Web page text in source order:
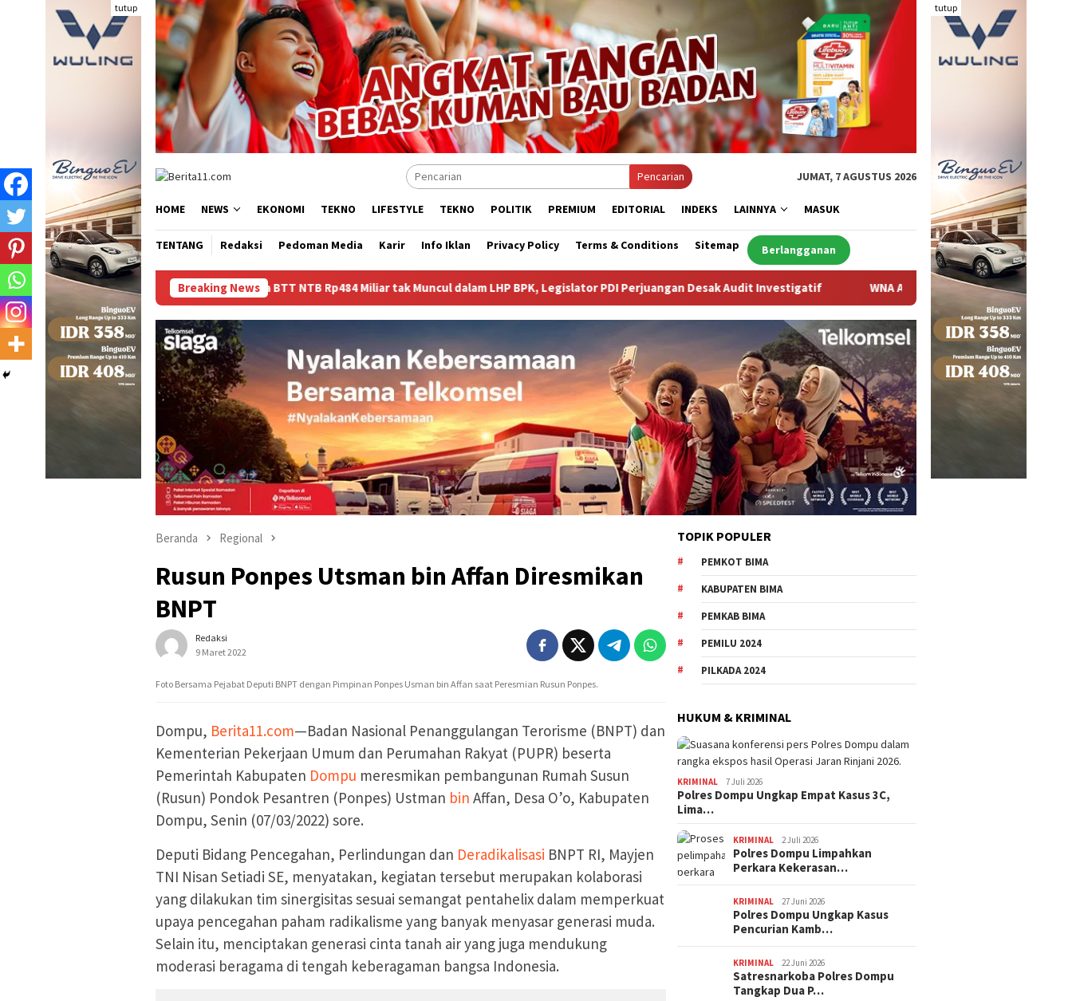
tutup tutup
Pencarian JUMAT, 7 AGUSTUS 2026
HOME NEWS EKONOMI TEKNO LIFESTYLE TEKNO POLITIK PREMIUM EDITORIAL INDEKS LAINNYA MASUK
TENTANG Redaksi Pedoman Media Karir Info Iklan Privacy Policy Terms & Conditions Sitemap Berlangganan
Breaking News
Dana BTT NTB Rp484 Miliar tak Muncul dalam LHP BPK, Legislator PDI Perjuangan Desak Audit Investigatif WNA Asal Arab Saudi Ditemukan Meninggal di Desa Piong
Beranda Regional
Rusun Ponpes Utsman bin Affan Diresmikan
BNPT
Redaksi
9 Maret 2022
Foto Bersama Pejabat Deputi BNPT dengan Pimpinan Ponpes Usman bin Affan saat Peresmian Rusun Ponpes.
Dompu, Berita11.com—Badan Nasional Penanggulangan Terorisme (BNPT) dan
Kementerian Pekerjaan Umum dan Perumahan Rakyat (PUPR) beserta
Pemerintah Kabupaten Dompu meresmikan pembangunan Rumah Susun
(Rusun) Pondok Pesantren (Ponpes) Ustman bin Affan, Desa O’o, Kabupaten
Dompu, Senin (07/03/2022) sore.
Deputi Bidang Pencegahan, Perlindungan dan Deradikalisasi BNPT RI, Mayjen
TNI Nisan Setiadi SE, menyatakan, kegiatan tersebut merupakan kolaborasi
yang dilakukan tim sinergisitas sesuai semangat pentahelix dalam memperkuat
upaya pencegahan paham radikalisme yang banyak menyasar generasi muda.
Selain itu, menciptakan generasi cinta tanah air yang juga mendukung
moderasi beragama di tengah keberagaman bangsa Indonesia.
TOPIK POPULER
PEMKOT BIMA
KABUPATEN BIMA
PEMKAB BIMA
PEMILU 2024
PILKADA 2024
HUKUM & KRIMINAL
KRIMINAL 7 Juli 2026
Polres Dompu Ungkap Empat Kasus 3C,
Lima…
KRIMINAL 2 Juli 2026
Polres Dompu Limpahkan
Perkara Kekerasan…
KRIMINAL 27 Juni 2026
Polres Dompu Ungkap Kasus
Pencurian Kamb…
KRIMINAL 22 Juni 2026
Satresnarkoba Polres Dompu
Tangkap Dua P…